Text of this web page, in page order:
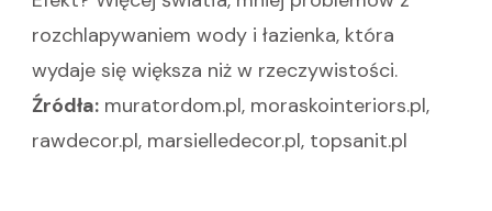
rozchlapywaniem wody i łazienka, która
wydaje się większa niż w rzeczywistości.
Źródła: muratordom.pl, moraskointeriors.pl,
rawdecor.pl, marsielledecor.pl, topsanit.pl